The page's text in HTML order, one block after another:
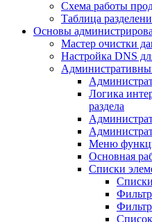
Схема работы
Таблица
Основы
Мастер очистки
Настройка DNS
Логика
раздела
Меню
Основная
Списки